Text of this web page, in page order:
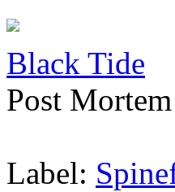
Black Tide
Post Mortem
Label: